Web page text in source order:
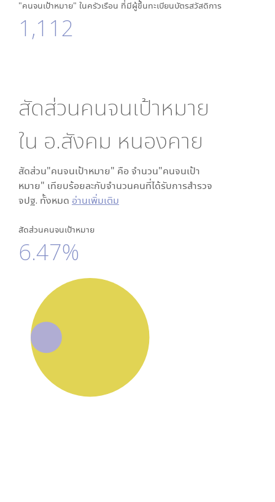
"คนจนเป้าหมาย" ในครัวเรือน ที่มีผู้ขึ้นทะเบียนบัตรสวัสดิการ
1,112
สัดส่วนคนจนเป้าหมาย
ใน อ.สังคม หนองคาย
สัดส่วน"คนจนเป้าหมาย" คือ จำนวน"คนจนเป้า
หมาย" เทียบร้อยละกับจำนวนคนที่ได้รับการสำรวจ
จปฐ. ทั้งหมด อ่านเพิ่มเติม
สัดส่วนคนจนเป้าหมาย
6.47%